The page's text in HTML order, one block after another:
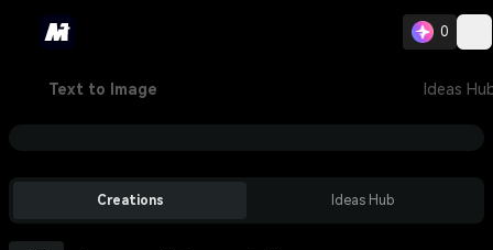
0
Text to Image Ideas
Creations Ideas Hub